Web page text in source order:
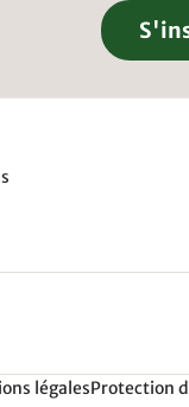
légalesProtection